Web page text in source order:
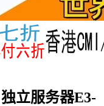
立服务器E3-